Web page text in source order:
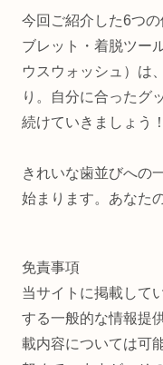
今回ご紹介した6つ
ブレット・着脱ツー
ウスウォッシュ）は
り。自分に合ったグ
続けていきましょう！
きれいな歯並びへの
始まります。あなた
免責事項
当サイトに掲載して
する一般的な情報提
載内容については可